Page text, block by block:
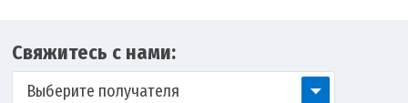
Свяжитесь с нами:
Выберите получателя